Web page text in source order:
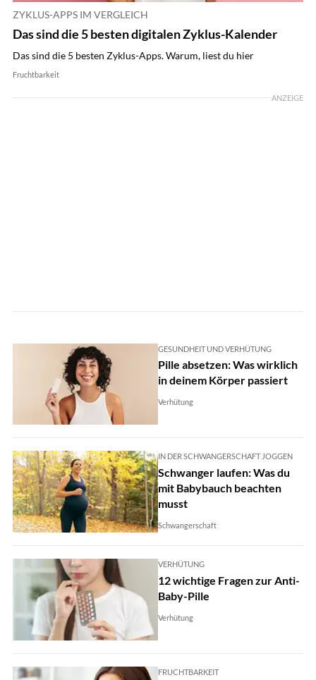
ZYKLUS-APPS IM VERGLEICH
Das sind die 5 besten digitalen Zyklus-Kalender
Das sind die 5 besten Zyklus-Apps. Warum, liest du hier
Fruchtbarkeit
ANZEIGE
GESUNDHEIT UND VERHÜTUNG
Pille absetzen: Was wirklich
in deinem Körper passiert
Verhütung
IN DER SCHWANGERSCHAFT JOGGEN
Schwanger laufen: Was du
mit Babybauch beachten
musst
Schwangerschaft
VERHÜTUNG
12 wichtige Fragen zur Anti-
Baby-Pille
Verhütung
FRUCHTBARKEIT